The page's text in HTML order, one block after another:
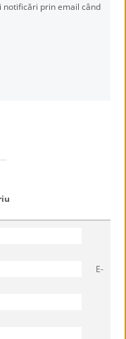
notificări prin email când
E-